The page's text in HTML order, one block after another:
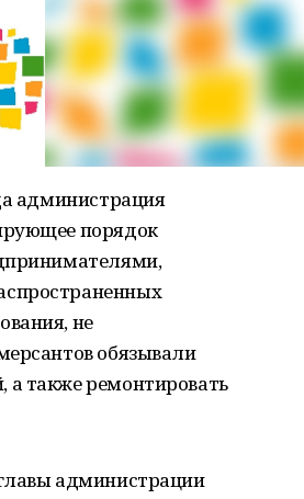
администрация
порядок
не
обязывали
также ремонтировать
администрации